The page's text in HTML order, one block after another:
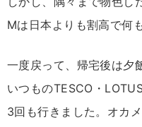
Mは日本よりも割高で何
一度戻って、帰宅後は夕
いつものTESCO・
3回も行きました。オカ